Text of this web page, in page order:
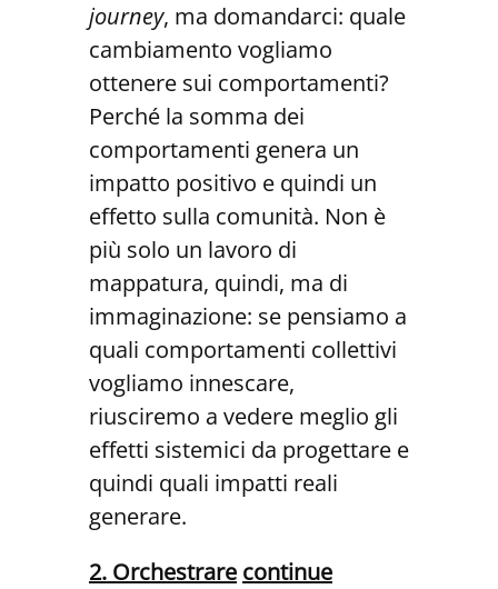
journey, ma domandarci: quale
cambiamento vogliamo
ottenere sui comportamenti?
Perché la somma dei
comportamenti genera un
impatto positivo e quindi un
effetto sulla comunità. Non è
più solo un lavoro di
mappatura, quindi, ma di
immaginazione: se pensiamo a
quali comportamenti collettivi
vogliamo innescare,
riusciremo a vedere meglio gli
effetti sistemici da progettare e
quindi quali impatti reali
generare.
2. Orchestrare continue